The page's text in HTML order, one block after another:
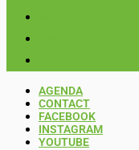
AGENDA
CONTACT
FACEBOOK
INSTAGRAM
YOUTUBE